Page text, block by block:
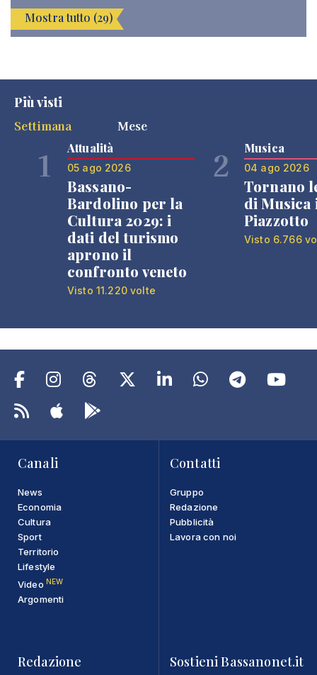
Mostra tutto (29)
Più visti
Settimana
Mese
1 Attualità
05 ago 2026
Bassano-
Bardolino per la
Cultura 2029: i
dati del turismo
aprono il
confronto veneto
Visto 11.220 volte
2 Musica
04 ago 2026
Tornano
di Musica
Piazzotto
Visto 6.766
Canali
News
Economia
Cultura
Sport
Territorio
Lifestyle
Video NEW
Argomenti
Contatti
Gruppo
Redazione
Pubblicità
Lavora con noi
Redazione Sostieni Bassanonet.it